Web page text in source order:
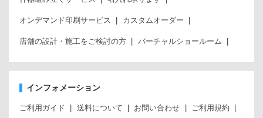
オンデマンド印刷サービス カスタムオーダー
店舗の設計・施工をご検討の方 バーチャルショールーム
インフォメーション
ご利用ガイド 送料について お問い合わせ ご利用規約